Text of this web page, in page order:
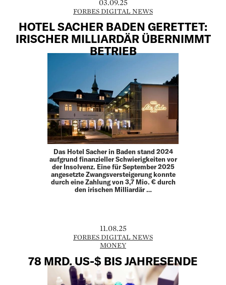
03.09.25
FORBES DIGITAL NEWS
HOTEL SACHER BADEN GERETTET:
IRISCHER MILLIARDÄR ÜBERNIMMT
BETRIEB
Das Hotel Sacher in Baden stand 2024
aufgrund finanzieller Schwierigkeiten vor
der Insolvenz. Eine für September 2025
angesetzte Zwangsversteigerung konnte
durch eine Zahlung von 3,7 Mio. € durch
den irischen Milliardär …
11.08.25
FORBES DIGITAL NEWS
MONEY
78 MRD. US-$ BIS JAHRESENDE